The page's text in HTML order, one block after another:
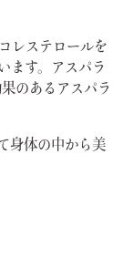
レステロールを
ます。アスパラ
のあるアスパラ
身体の中から美